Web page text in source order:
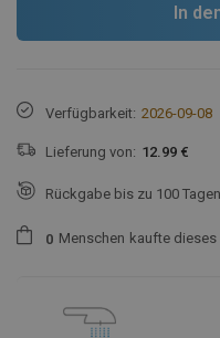
In
Verfügbarkeit: 2026-09-08
Lieferung von: 12.99 €
Rückgabe bis zu 100 Tagen
0 Menschen kaufte dieses